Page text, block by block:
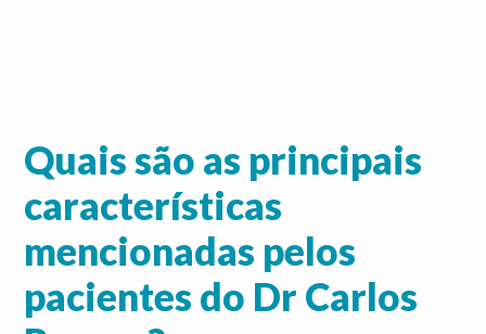
Quais são as principais
características
mencionadas pelos
pacientes do Dr Carlos